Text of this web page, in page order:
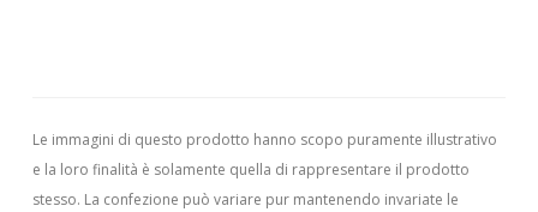
Le immagini di questo prodotto hanno scopo puramente illustrativo
e la loro finalità è solamente quella di rappresentare il prodotto
stesso. La confezione può variare pur mantenendo invariate le